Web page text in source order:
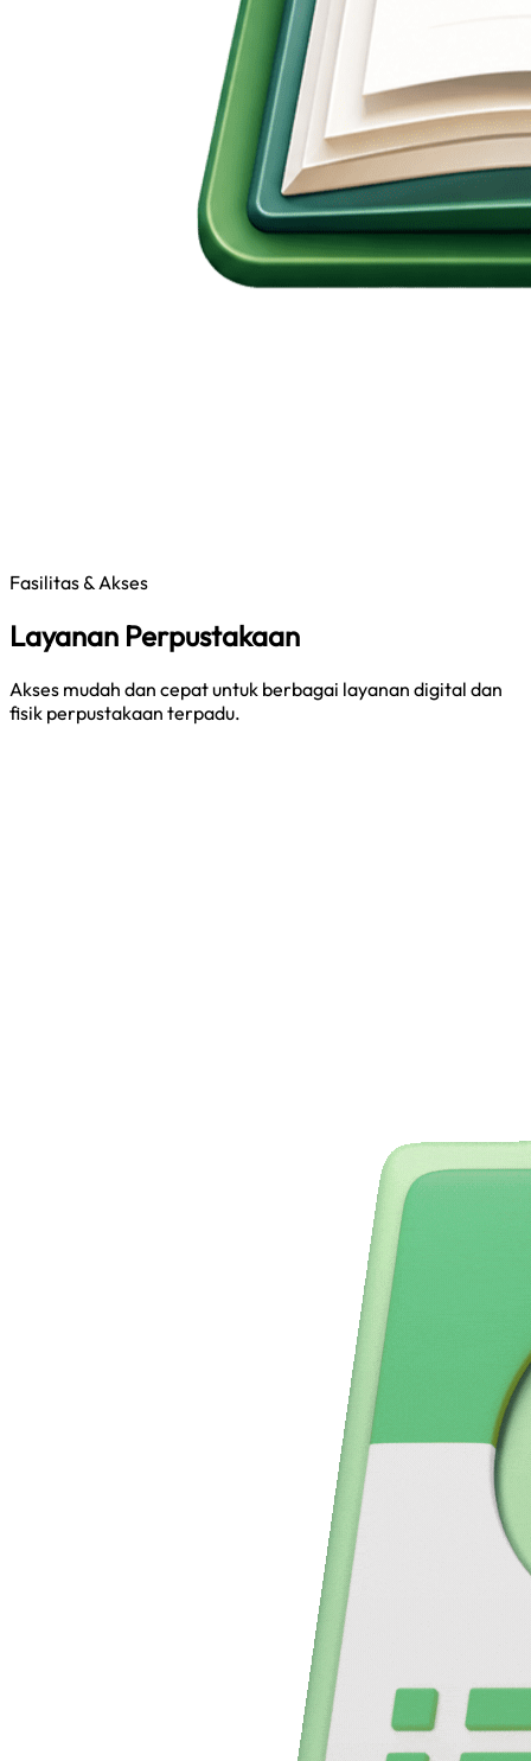
Fasilitas & Akses
Layanan Perpustakaan
Akses mudah dan cepat untuk berbagai layanan digital dan
fisik perpustakaan terpadu.